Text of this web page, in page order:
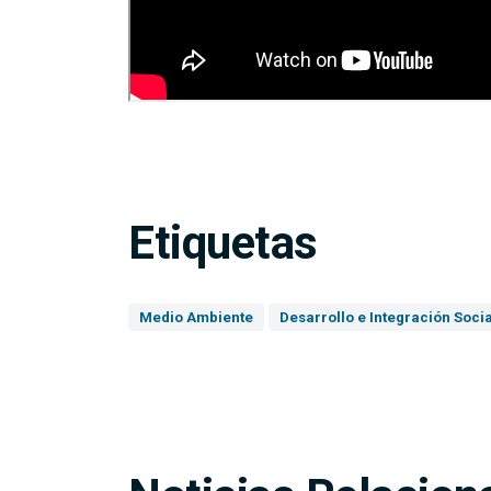
Etiquetas
Medio Ambiente Desarrollo e Integración